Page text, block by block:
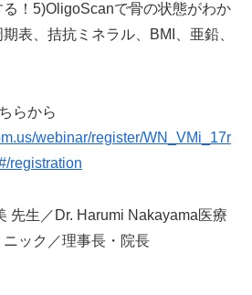
！5)OligoScanで骨の状態がわか
表、拮抗ミネラル、BMI、亜鉛、
らから
webinar/register/WN_VMi_17r
registration
生／Dr. Harumi Nakayama医療
ック／理事長・院長